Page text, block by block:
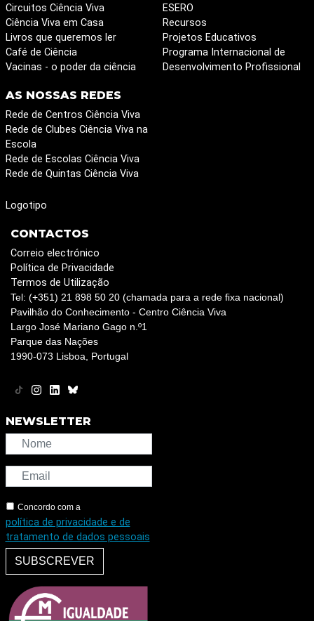
Circuitos Ciência Viva
Ciência Viva em Casa
Livros que queremos ler
Café de Ciência
Vacinas - o poder da ciência
ESERO
Recursos
Projetos Educativos
Programa Internacional de
Desenvolvimento Profissional
AS NOSSAS REDES
Rede de Centros Ciência Viva
Rede de Clubes Ciência Viva na
Escola
Rede de Escolas Ciência Viva
Rede de Quintas Ciência Viva
Logotipo
CONTACTOS
Correio electrónico
Política de Privacidade
Termos de Utilização
Tel: (+351) 21 898 50 20 (chamada para a rede fixa nacional)
Pavilhão do Conhecimento - Centro Ciência Viva
Largo José Mariano Gago n.º1
Parque das Nações
1990-073 Lisboa, Portugal
NEWSLETTER
Concordo com a
política de privacidade e de
tratamento de dados pessoais
SUBSCREVER